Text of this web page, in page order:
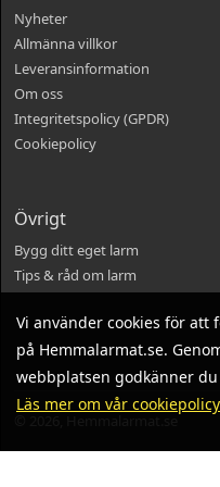
Vi använder cookies för
på Hemmalarmat.se.
webbplatsen godkänner
Läs mer om vår cookiepolicy
Nyheter
Allmänna villkor
Leveransinformation
Om oss
Integritetspolicy (GPDR)
Cookiepolicy
Övrigt
Bygg ditt eget larm
Tips & råd om larm